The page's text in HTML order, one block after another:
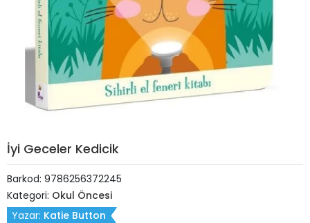
İyi Geceler Kedicik
Barkod: 9786256372245
Kategori: Okul Öncesi
Yazar: Katie Button